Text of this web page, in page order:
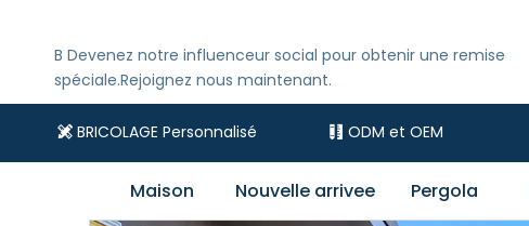
B Devenez notre influenceur social pour obtenir une remise
spéciale.Rejoignez nous maintenant.
 BRICOLAGE Personnalisé  ODM et OEM
Maison Nouvelle arrivee Pergola